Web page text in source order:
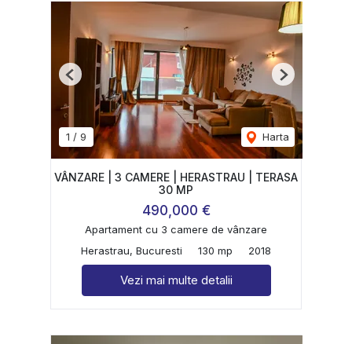
1 / 9 Harta
Previous Next
VÂNZARE | 3 CAMERE | HERASTRAU | TERASA
30 MP
490,000 €
Apartament cu 3 camere de vânzare
Herastrau, Bucuresti
130 mp 2018
Vezi mai multe detalii